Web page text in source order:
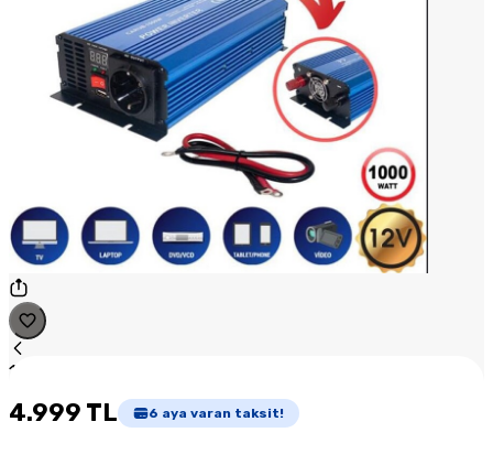
1
4.999 TL 6 aya varan taksit!